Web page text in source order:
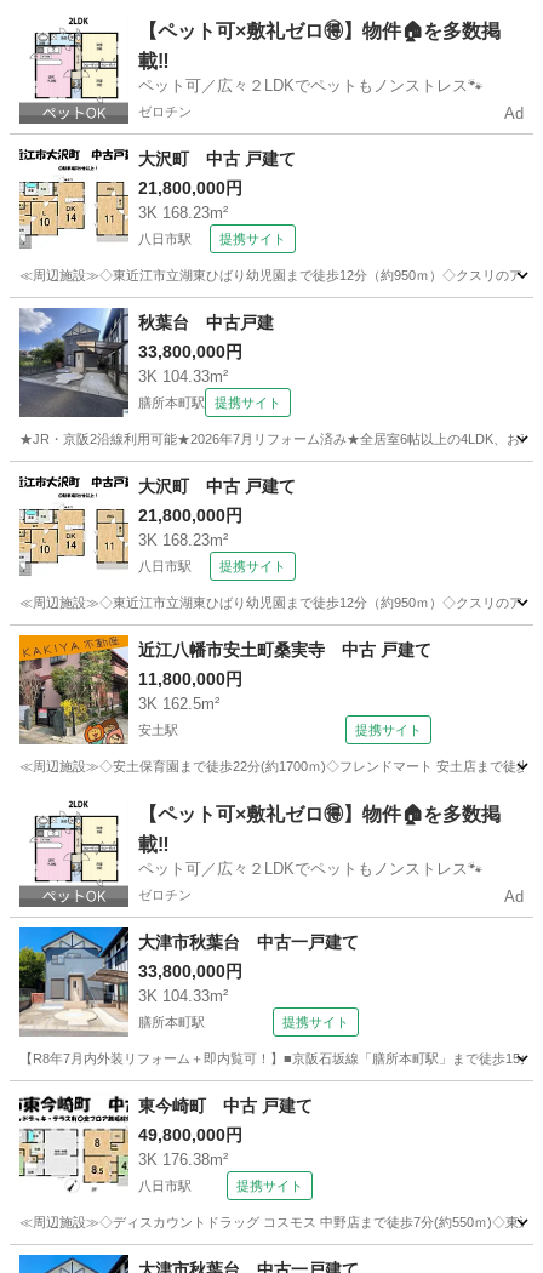
近江八幡市 平田駅 その他 仲介手数料
【ペット可×敷礼ゼロ🉐】物件🏠を多数掲
載‼️
ペット可／広々２LDKでペットもノンストレス🐾
ゼロチン Ad
大沢町 中古 戸建て
21,800,000円
3K 168.23m²
八日市駅 提携サイト
≪周辺施設≫◇東近江市立湖東ひばり幼児園まで徒歩12分（約950ｍ）◇クスリのアオ
滋賀 東近江市 八日市駅 中古（マンション/一戸建て）
秋葉台 中古戸建
33,800,000円
3K 104.33m²
膳所本町駅 提携サイト
★JR・京阪2沿線利用可能★2026年7月リフォーム済み★全居室6帖以上の4LDK、お車
滋賀 大津市 膳所本町駅 中古（マンション/一戸建て）
大沢町 中古 戸建て
21,800,000円
3K 168.23m²
八日市駅 提携サイト
≪周辺施設≫◇東近江市立湖東ひばり幼児園まで徒歩12分（約950ｍ）◇クスリのアオ
滋賀 東近江市 八日市駅 中古（マンション/一戸建て）
近江八幡市安土町桑実寺 中古 戸建て
11,800,000円
3K 162.5m²
安土駅 提携サイト
≪周辺施設≫◇安土保育園まで徒歩22分(約1700ｍ)◇フレンドマート 安土店まで徒歩
近江八幡市 安土駅 中古（マンション/一戸建て）
【ペット可×敷礼ゼロ🉐】物件🏠を多数掲
載‼️
ペット可／広々２LDKでペットもノンストレス🐾
ゼロチン Ad
大津市秋葉台 中古一戸建て
33,800,000円
3K 104.33m²
膳所本町駅 提携サイト
【R8年7月内外装リフォーム＋即内覧可！】■京阪石坂線「膳所本町駅」まで徒歩15
滋賀 大津市 膳所本町駅 中古（マンション/一戸建て）
東今崎町 中古 戸建て
49,800,000円
3K 176.38m²
八日市駅 提携サイト
≪周辺施設≫◇ディスカウントドラッグ コスモス 中野店まで徒歩7分(約550ｍ)◇東近
滋賀 東近江市 八日市駅 中古（マンション/一戸建て）